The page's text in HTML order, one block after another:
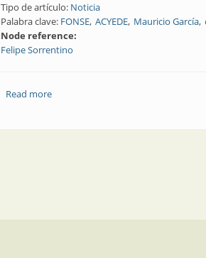
Tipo de artículo: Noticia
Palabra clave: FONSE ACYEDE Mauricio García
Node reference:
Felipe Sorrentino
Read moreabout Informaciones del sector